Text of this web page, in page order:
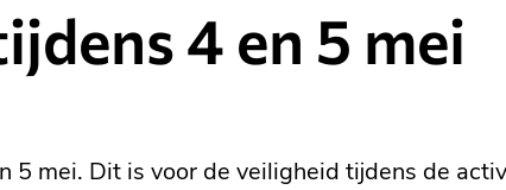
4 en 5 mei
5 mei. Dit is voor de veiligheid tijdens de